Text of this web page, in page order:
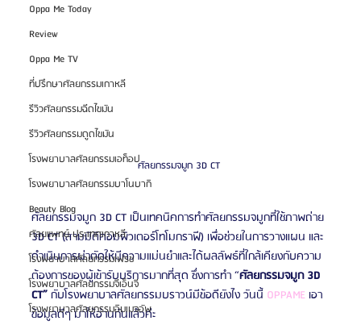
Oppa Me Today
Review
Oppa Me TV
ที่ปรึกษาศัลยกรรมเกาหลี
รีวิวศัลยกรรมฉีดไขมัน
รีวิวศัลยกรรมดูดไขมัน
โรงพยาบาลศัลยกรรมเอท็อป
โรงพยาบาลศัลยกรรมบาโนบากิ
Beauty Blog
ศัลยแพทย์ ประเทศเกาหลี
โรงพยาบาลศัลยกรรมเฟรช
โรงพยาบาลศัลยกรรมจีเอ็นจี
โรงพยาบาลศัลยกรรมอิมเมจอัพ
ศัลยกรรมจมูก 3D CT
ศัลยกรรมจมูก 3D CT เป็นเทคนิคการทำศัลยกรรมจมูกที่ใช้ภาพถ่าย
3D CT (สามมิติคอมพิวเตอร์โทโมกราฟี) เพื่อช่วยในการวางแผน และ
ดำเนินการผ่าตัดให้มีความแม่นยำและได้ผลลัพธ์ที่ใกล้เคียงกับความ
ต้องการของผู้เข้ารับบริการมากที่สุด ซึ่งการทำ “ศัลยกรรมจมูก 3D
CT” กับโรงพยาบาลศัลยกรรมบราวน์มีข้อดียังไง วันนี้ OPPAME เอา
ข้อมูลดีๆ มาให้อ่านกันแล้วค่ะ